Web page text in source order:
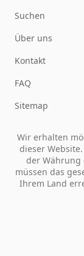
Suchen
Über uns
Kontakt
FAQ
Sitemap
Wir erhalten
dieser
der Währung
müssen das
Ihrem Land